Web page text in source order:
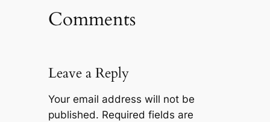
Comments
Leave a Reply
Your email address will not be
published. Required fields are